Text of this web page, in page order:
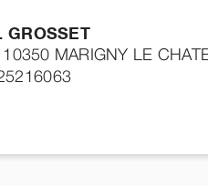
GROSSET
MARIGNY LE